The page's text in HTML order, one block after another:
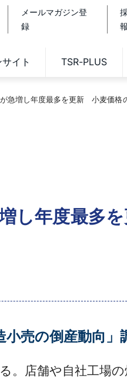
メールマガジン登
録
報
イト TSR-PLUS
が急増し年度最多を更新 小麦価格
し年度最多
売の倒産動向」
。店舗や自社工場